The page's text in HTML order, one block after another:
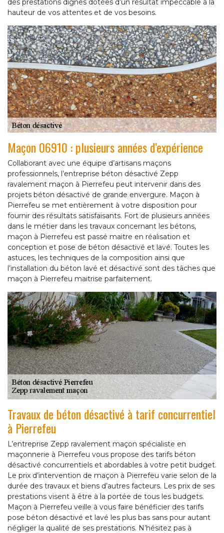
des prestations dignes dotées d’un résultat impeccable à la
hauteur de vos attentes et de vos besoins.
Maçon 06910 : plusieurs années d’expérience
Collaborant avec une équipe d’artisans maçons
professionnels, l’entreprise béton désactivé Zepp
ravalement maçon à Pierrefeu peut intervenir dans des
projets béton désactivé de grande envergure. Maçon à
Pierrefeu se met entièrement à votre disposition pour
fournir des résultats satisfaisants. Fort de plusieurs années
dans le métier dans les travaux concernant les bétons,
maçon à Pierrefeu est passé maitre en réalisation et
conception et pose de béton désactivé et lavé. Toutes les
astuces, les techniques de la composition ainsi que
l’installation du béton lavé et désactivé sont des tâches que
maçon à Pierrefeu maitrise parfaitement.
Travaux de béton désactivé à tarif concurrentiel
à Pierrefeu
L’entreprise Zepp ravalement maçon spécialiste en
maçonnerie à Pierrefeu vous propose des tarifs béton
désactivé concurrentiels et abordables à votre petit budget.
Le prix d’intervention de maçon à Pierrefeu varie selon de la
durée des travaux et biens d’autres facteurs. Les prix de ses
prestations visent à être à la portée de tous les budgets.
Maçon à Pierrefeu veille à vous faire bénéficier des tarifs
pose béton désactivé et lavé les plus bas sans pour autant
négliger la qualité de ses prestations. N’hésitez pas à